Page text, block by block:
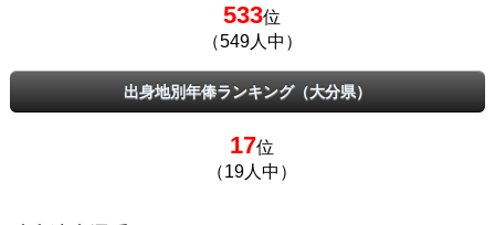
533位
（549人中）
出身地別年俸ランキング（大分県）
17位
（19人中）